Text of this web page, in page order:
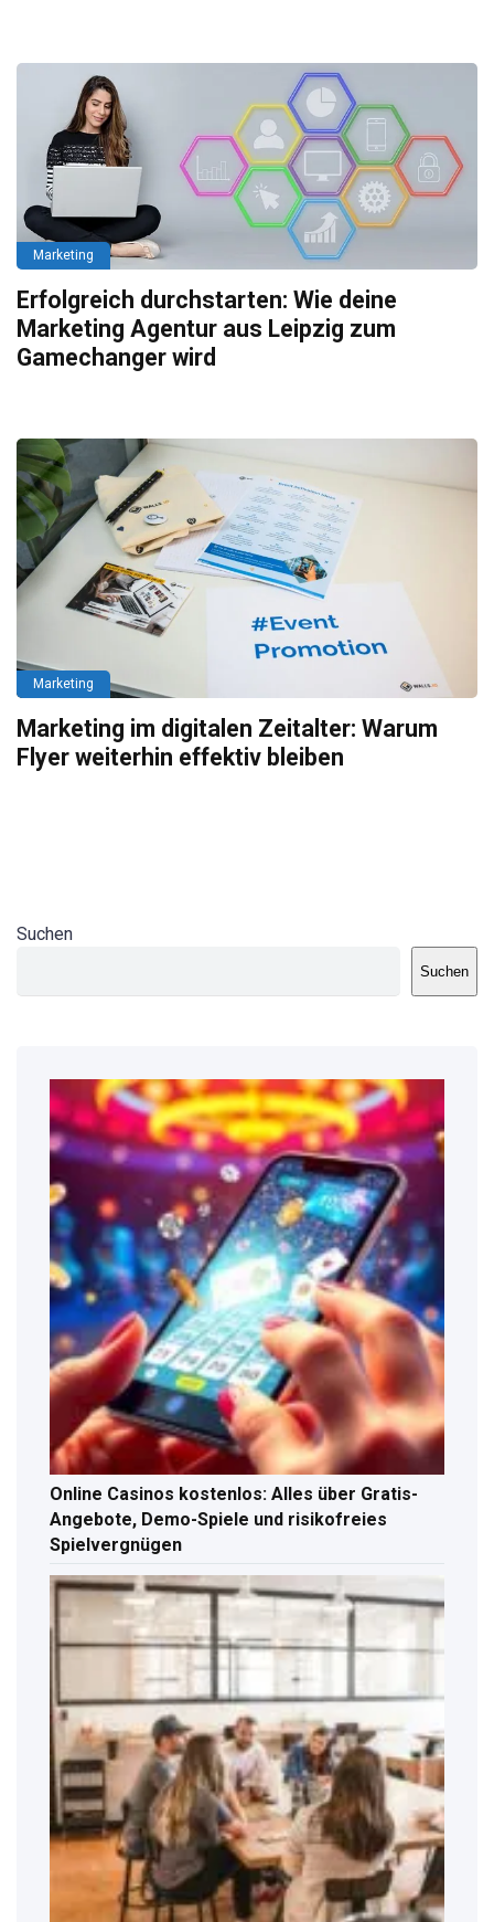
Marketing
Erfolgreich durchstarten: Wie deine
Marketing Agentur aus Leipzig zum
Gamechanger wird
Marketing
Marketing im digitalen Zeitalter: Warum
Flyer weiterhin effektiv bleiben
Suchen
Suchen
Online Casinos kostenlos: Alles über Gratis-
Angebote, Demo-Spiele und risikofreies
Spielvergnügen